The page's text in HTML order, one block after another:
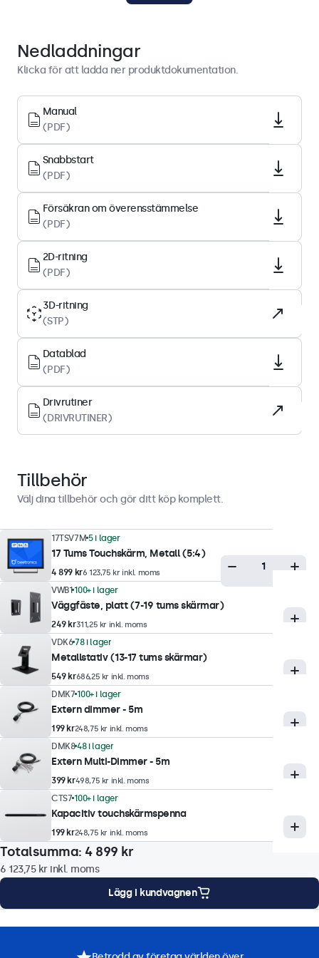
Bildförhållande
Upplösning
1280 x 1024
Pixel per tum
96 PPI
Diagonal storlek
17.0 tum (434 mm)
Paneltyp
IPS-LCD
Bakgrundsbelysning
Skärmyta
Härdat glas
Stödda orienteringar
Landskap, porträtt, face-up
Displayprestanda
250 nits (typiskt)
Lägsta ljusstyrka
Kontrast
1000:1
Betraktningsvinkel
178° horisontalt, 178° vertikalt
Responstid
Upplösningar som stöds
1920 x 1080 (max), 640 x 480 (min)
Touchteknik
Teknik
Kapacitiv
Beröringspunkter
10 punkter (multitouch)
Touchgränssnitt
USB HID-kompatibel
Stöd för gester
Nedladdningar
Klicka för att ladda ner produktdokumentation.
Manual
(PDF)
Snabbstart
(PDF)
Försäkran om överensstämmelse
(PDF)
2D-ritning
(PDF)
3D-ritning
(STP)
Datablad
(PDF)
Drivrutiner
(DRIVRUTINER)
Tillbehör
Välj dina tillbehör och gör ditt köp komplett.
17TSV7M 5 i lager
17 Tums Touchskärm, Metall (5:4)
4 899 kr6 123,75 kr inkl. moms
VWB1 100+ i lager
Väggfäste, platt (7-19 tums skärmar)
249 kr311,25 kr inkl. moms
VDK6 78 i lager
Metallstativ (13-17 tums skärmar)
549 kr686,25 kr inkl. moms
DMK7 100+ i lager
Extern dimmer - 5m
199 kr248,75 kr inkl. moms
DMK8 48 i lager
Extern Multi-Dimmer - 5m
399 kr498,75 kr inkl. moms
CTS7 100+ i lager
Kapacitiv touchskärmspenna
199 kr248,75 kr inkl. moms
Totalsumma: 4 899 kr
6 123,75 kr inkl. moms
Lägg i kundvagnen
Specifikationer Nedladdningar Tillbehör